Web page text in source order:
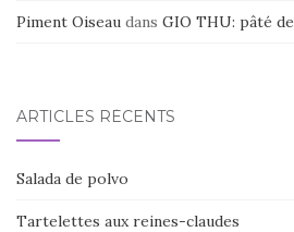
Piment Oiseau dans GIO THU: pâté
ARTICLES RÉCENTS
Salada de polvo
Tartelettes aux reines-claudes